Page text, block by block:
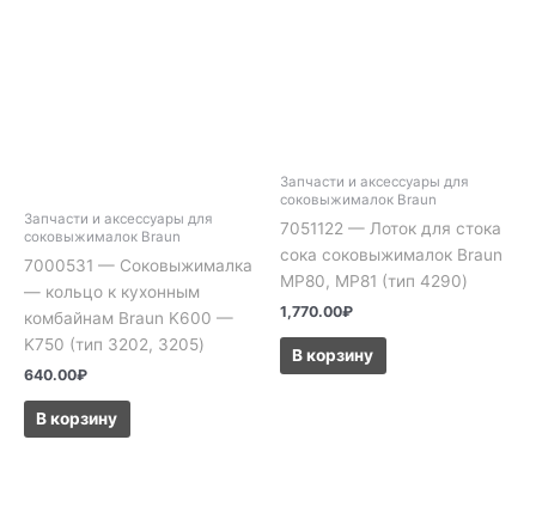
Запчасти и аксессуары для
соковыжималок Braun
7000531 — Соковыжималка
— кольцо к кухонным
комбайнам Braun K600 —
K750 (тип 3202, 3205)
640.00₽
В корзину
Запчасти и аксессуары для
соковыжималок Braun
7051122 — Лоток для стока
сока соковыжималок Braun
MP80, MP81 (тип 4290)
1,770.00₽
В корзину